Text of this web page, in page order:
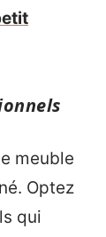
meuble
Optez
qui